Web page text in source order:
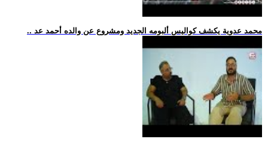
.. محمد عدوية يكشف كواليس ألبومه الجديد ومشروع عن والده أحمد عد